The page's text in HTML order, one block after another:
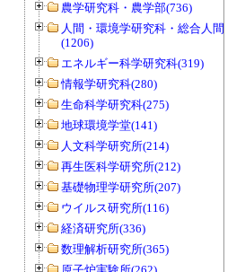
農学研究科・農学部(736)
人間・環境学研究科・総合人間学部
(1206)
エネルギー科学研究科(319)
情報学研究科(280)
生命科学研究科(275)
地球環境学堂(141)
人文科学研究所(214)
再生医科学研究所(212)
基礎物理学研究所(207)
ウイルス研究所(116)
経済研究所(336)
数理解析研究所(365)